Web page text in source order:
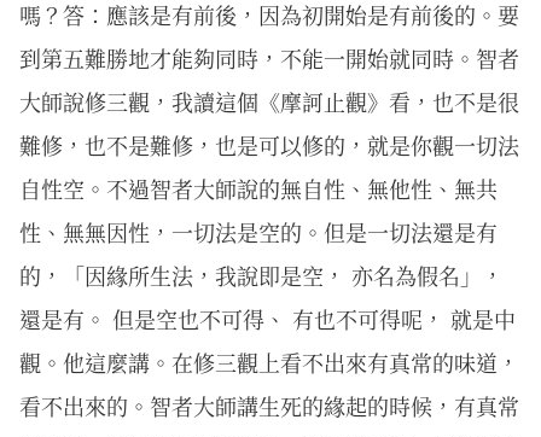
嗎？答：應該是有前後，因為初開始是有前後的。要
到第五難勝地才能夠同時，不能一開始就同時。智者
大師說修三觀，我讀這個《摩訶止觀》看，也不是很
難修，也不是難修，也是可以修的，就是你觀一切法
自性空。不過智者大師說的無自性、無他性、無共
性、無無因性，一切法是空的。但是一切法還是有
的，「因緣所生法，我說即是空， 亦名為假名」，
還是有。 但是空也不可得、 有也不可得呢， 就是中
觀。他這麼講。在修三觀上看不出來有真常的味道，
看不出來的。智者大師講生死的緣起的時候，有真常